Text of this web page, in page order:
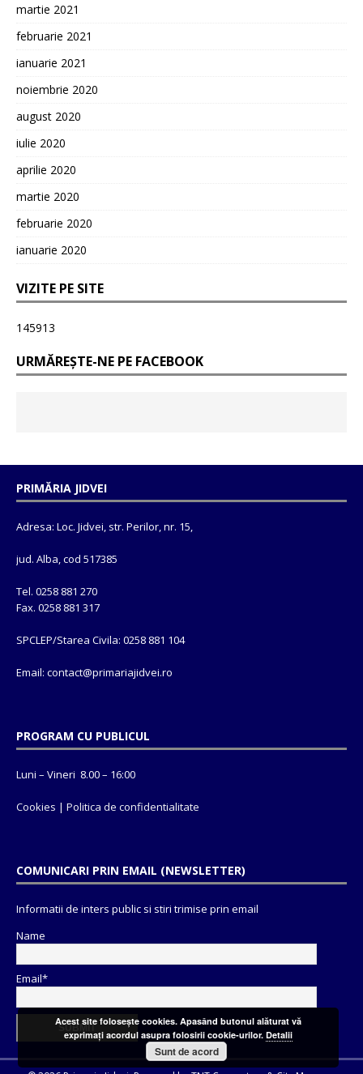
martie 2021
februarie 2021
ianuarie 2021
noiembrie 2020
august 2020
iulie 2020
aprilie 2020
martie 2020
februarie 2020
ianuarie 2020
VIZITE PE SITE
145913
URMĂREȘTE-NE PE FACEBOOK
PRIMĂRIA JIDVEI
Adresa: Loc. Jidvei, str. Perilor, nr. 15,
jud. Alba, cod 517385
Tel. 0258 881 270
Fax. 0258 881 317
SPCLEP/Starea Civila: 0258 881 104
Email: contact@primariajidvei.ro
PROGRAM CU PUBLICUL
Luni – Vineri 8.00 – 16:00
Cookies | Politica de confidentialitate
COMUNICARI PRIN EMAIL (NEWSLETTER)
Informatii de inters public si stiri trimise prin email
Name
Email*
Acest site foloseşte cookies. Apasând butonul alăturat vă
exprimaţi acordul asupra folosirii cookie-urilor.Detalii
Sunt de acord